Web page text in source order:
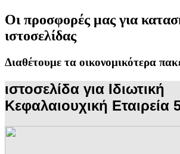
Οι προσφορές μας για
ιστοσελίδας
Διαθέτουμε τα οικονομικότερα
ιστοσελίδα για Ιδιωτική
Κεφαλαιουχική Εταιρεία